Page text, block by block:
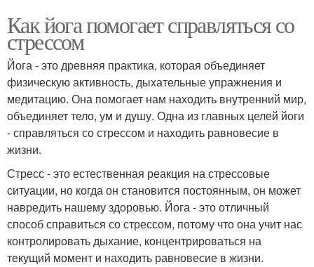
Как йога помогает справляться со
стрессом
Йога - это древняя практика, которая объединяет
физическую активность, дыхательные упражнения и
медитацию. Она помогает нам находить внутренний мир,
объединяет тело, ум и душу. Одна из главных целей йоги
- справляться со стрессом и находить равновесие в
жизни.
Стресс - это естественная реакция на стрессовые
ситуации, но когда он становится постоянным, он может
навредить нашему здоровью. Йога - это отличный
способ справиться со стрессом, потому что она учит нас
контролировать дыхание, концентрироваться на
текущий момент и находить равновесие в жизни.